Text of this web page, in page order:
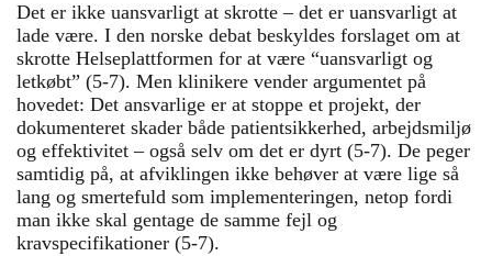
Det er ikke uansvarligt at skrotte – det er uansvarligt at
lade være. I den norske debat beskyldes forslaget om at
skrotte Helseplattformen for at være “uansvarligt og
letkøbt” (5-7). Men klinikere vender argumentet på
hovedet: Det ansvarlige er at stoppe et projekt, der
dokumenteret skader både patientsikkerhed, arbejdsmiljø
og effektivitet – også selv om det er dyrt (5-7). De peger
samtidig på, at afviklingen ikke behøver at være lige så
lang og smertefuld som implementeringen, netop fordi
man ikke skal gentage de samme fejl og
kravspecifikationer (5-7).